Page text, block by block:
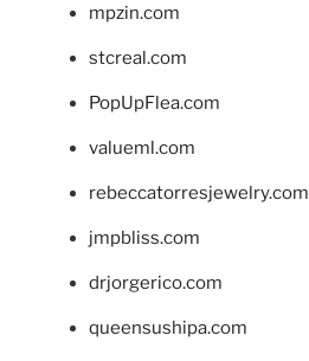
mpzin.com
stcreal.com
PopUpFlea.com
valueml.com
rebeccatorresjewelry.com
jmpbliss.com
drjorgerico.com
queensushipa.com